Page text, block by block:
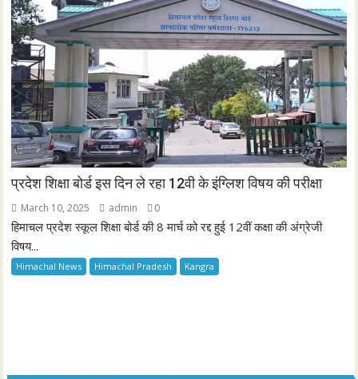
प्रदेश शिक्षा बोर्ड इस दिन ले रहा 12वी के इंग्लिश विषय की परीक्षा
March 10, 2025 admin 0
हिमाचल प्रदेश स्कूल शिक्षा बोर्ड की 8 मार्च को रद्द हुई 12वीं कक्षा की अंग्रेजी
विषय...
Himachal News Himachal Pradesh Kangra